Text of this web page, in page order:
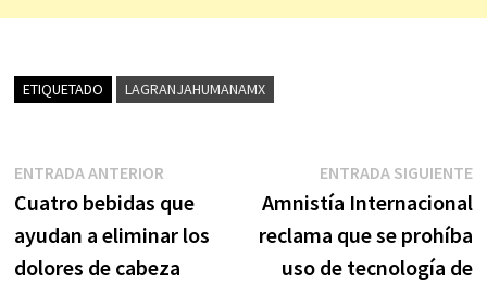
ETIQUETADO LAGRANJAHUMANAMX
Navegación
de
entradas
ENTRADA ANTERIOREntrada
anterior:
Cuatro bebidas que
ayudan a eliminar los
dolores de cabeza
ENTRADA SIGUIENTE
Amnistía Internacional
reclama que se prohíba
uso de tecnología de